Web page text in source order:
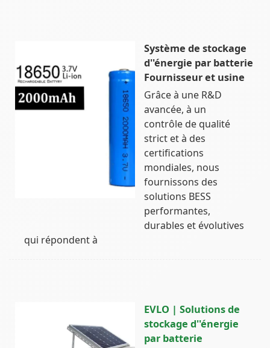
Système de stockage
d''énergie par batterie
Fournisseur et usine
Grâce à une R&D
avancée, à un
contrôle de qualité
strict et à des
certifications
mondiales, nous
fournissons des
solutions BESS
performantes,
durables et évolutives
qui répondent à
EVLO | Solutions de
stockage d''énergie
par batterie